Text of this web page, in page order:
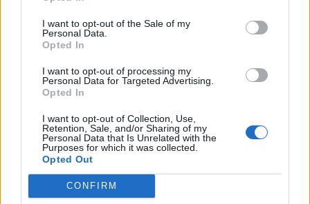
I want to opt-out of the Sale of my
Personal Data.
Opted In
I want to opt-out of processing my
Personal Data for Targeted Advertising.
Opted In
I want to opt-out of Collection, Use,
Retention, Sale, and/or Sharing of my
Personal Data that Is Unrelated with the
Purposes for which it was collected.
Opted Out
CONFIRM
Ώρα: 21:00
Σάββατο 7 Σεπτεμβρίου
στα πλαίσια του Φεστιβάλ «Σπάρτη Παγκόσμια
Τόπος: Κτήμα Νερόμυλος Αμύκλες Σπάρτης